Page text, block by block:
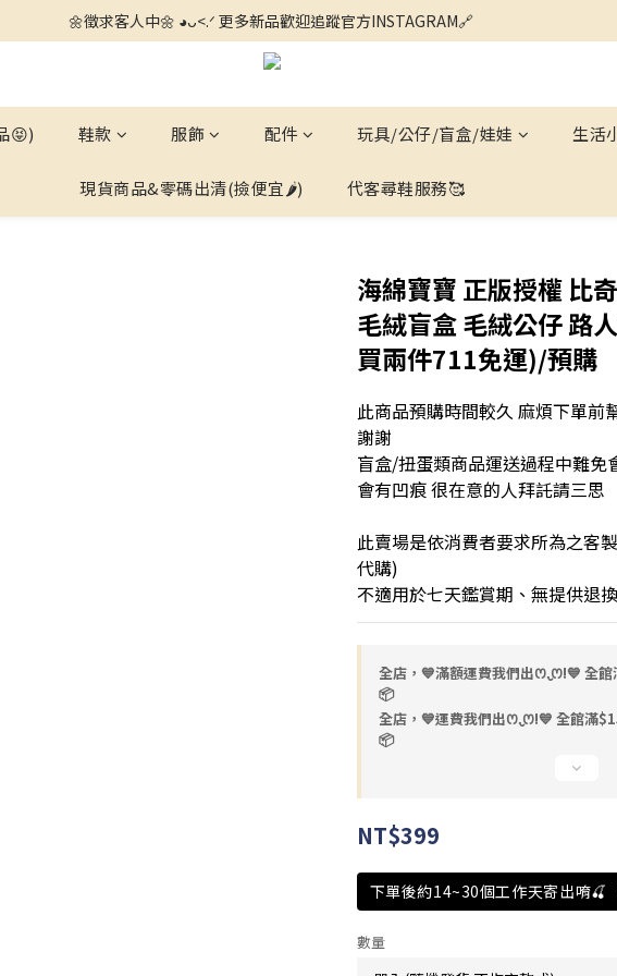
🌼徵求客人中🌼 ◕ᴗ<.ᐟ 更多新品歡迎追蹤官方INSTAGRAM🔗
🌼徵求客人中🌼 ◕ᴗ<.ᐟ 更多新品歡迎追蹤官方INSTAGRAM🔗
運費我們出ꯁ.̮ꯁ!💙 全館滿$1500 7-11超商寄送免運📦 全館滿$4000 宅配運費我們出📦
🌼徵求客人中🌼 ◕ᴗ<.ᐟ 更多新品歡迎追蹤官方INSTAGRAM🔗
😝) 鞋款 服飾 配件 玩具/公仔/盲盒/娃娃 生活
現貨商品&零碼出清(撿便宜🌶️) 代客尋鞋服務🥰
海綿寶寶 正版授權 比
毛絨盲盒 毛絨公仔 路
買兩件711免運)/預購
此商品預購時間較久 麻煩下單前
謝謝
盲盒/扭蛋類商品運送過程中難免
會有凹痕 很在意的人拜託請三思
此賣場是依消費者要求所為之客
代購)
不適用於七天鑑賞期、無提供退
全店，💙滿額運費我們出ꯁ.̮ꯁ!💙 全
📦
全店，💙運費我們出ꯁ.̮ꯁ!💙 全館滿
📦
NT$399
下單後約14~30個工作天寄出唷🍒
數量